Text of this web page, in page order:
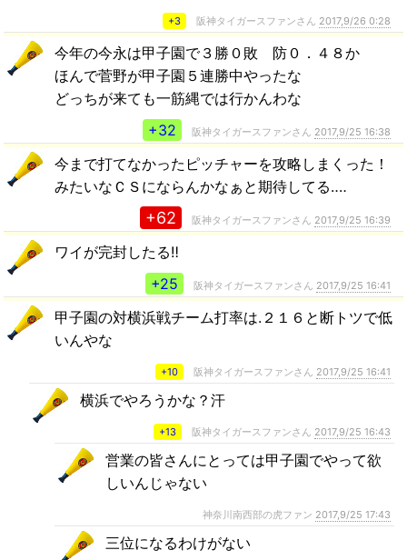
+3 阪神タイガースファンさん 2017,9/26 0:28
今年の今永は甲子園で３勝０敗 防０．４８か
ほんで菅野が甲子園５連勝中やったな
どっちが来ても一筋縄では行かんわな
+32
阪神タイガースファンさん 2017,9/25 16:38
今まで打てなかったピッチャーを攻略しまくった！
みたいなＣＳにならんかなぁと期待してる‥‥
+62 阪神タイガースファンさん 2017,9/25 16:39
ワイが完封したる‼️
+25
阪神タイガースファンさん 2017,9/25 16:41
甲子園の対横浜戦チーム打率は.２１６と断トツで低
いんやな
+10 阪神タイガースファンさん 2017,9/25 16:41
横浜でやろうかな？汗
+13 阪神タイガースファンさん 2017,9/25 16:43
営業の皆さんにとっては甲子園でやって欲
しいんじゃない
神奈川南西部の虎ファン 2017,9/25 17:43
三位になるわけがない